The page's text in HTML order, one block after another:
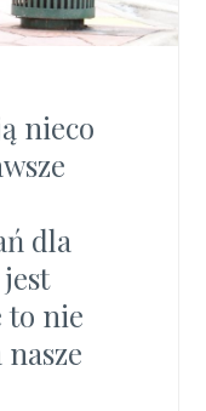
nieco
dla
to nie
nasze